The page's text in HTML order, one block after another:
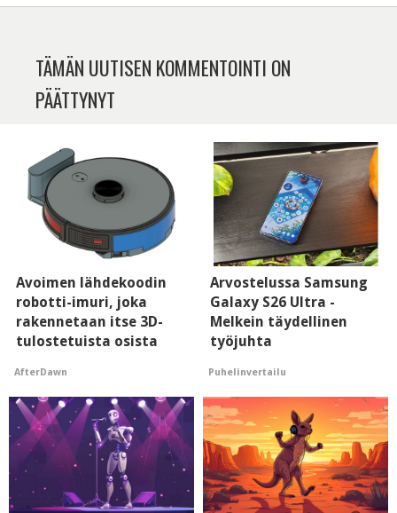
TÄMÄN UUTISEN KOMMENTOINTI ON
PÄÄTTYNYT
Avoimen lähdekoodin
robotti-imuri, joka
rakennetaan itse 3D-
tulostetuista osista
AfterDawn
Arvostelussa Samsung
Galaxy S26 Ultra -
Melkein täydellinen
työjuhta
Puhelinvertailu